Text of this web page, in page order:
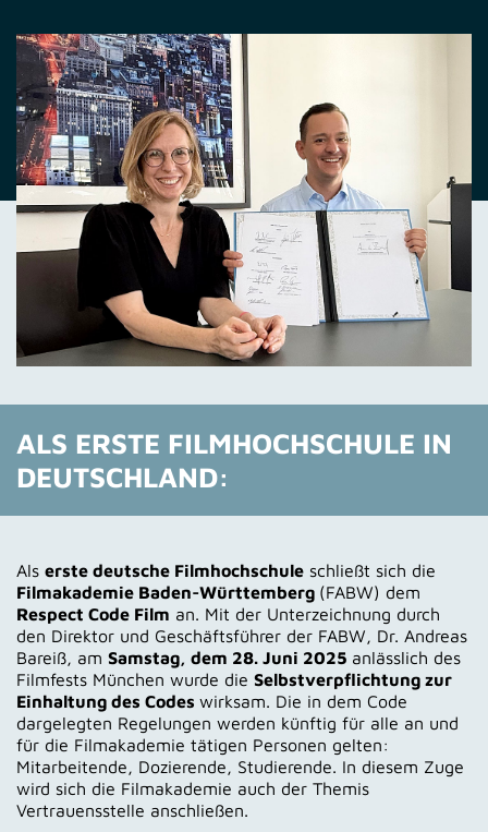
ALS ERSTE FILMHOCHSCHULE IN
DEUTSCHLAND:
Als erste deutsche Filmhochschule schließt sich die
Filmakademie Baden-Württemberg (FABW) dem
Respect Code Film an. Mit der Unterzeichnung durch
den Direktor und Geschäftsführer der FABW, Dr. Andreas
Bareiß, am Samstag, dem 28. Juni 2025 anlässlich des
Filmfests München wurde die Selbstverpflichtung zur
Einhaltung des Codes wirksam. Die in dem Code
dargelegten Regelungen werden künftig für alle an und
für die Filmakademie tätigen Personen gelten:
Mitarbeitende, Dozierende, Studierende. In diesem Zuge
wird sich die Filmakademie auch der Themis
Vertrauensstelle anschließen.